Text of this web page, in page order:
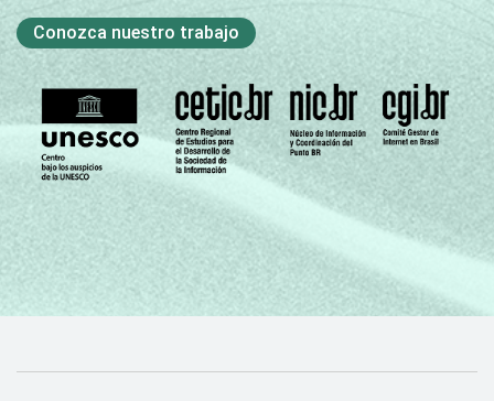
Conozca nuestro trabajo